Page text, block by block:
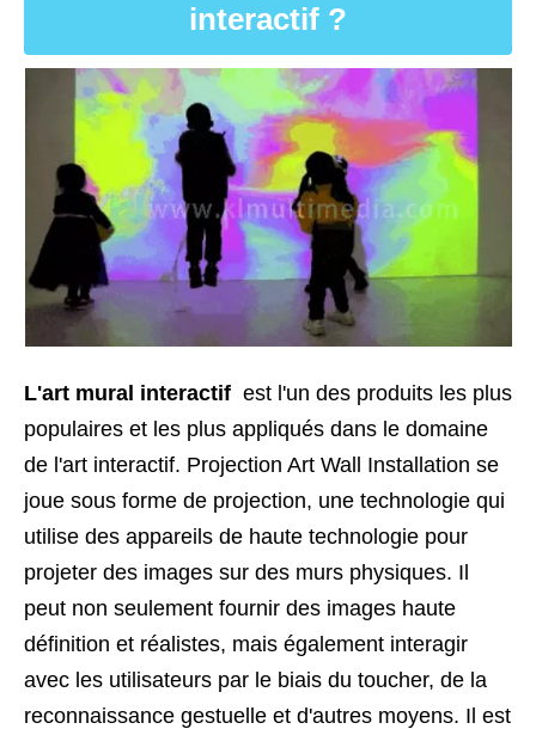
interactif ?
L'art mural interactif est l'un des produits les plus
populaires et les plus appliqués dans le domaine
de l'art interactif. Projection Art Wall Installation se
joue sous forme de projection, une technologie qui
utilise des appareils de haute technologie pour
projeter des images sur des murs physiques. Il
peut non seulement fournir des images haute
définition et réalistes, mais également interagir
avec les utilisateurs par le biais du toucher, de la
reconnaissance gestuelle et d'autres moyens. Il est